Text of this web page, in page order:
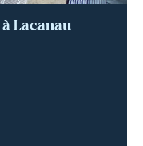
Lacanau